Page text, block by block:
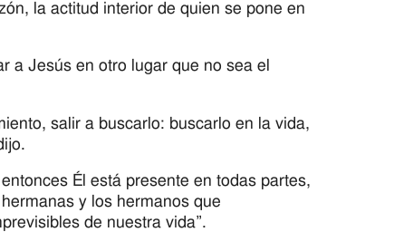
la actitud interior de quien se pone en
a Jesús en otro lugar que no sea el
salir a buscarlo: buscarlo en la vida,
Él está presente en todas partes,
y los hermanos que
de nuestra vida”.